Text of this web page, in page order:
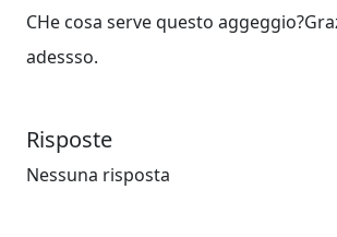
CHe cosa serve questo
adessso.
Risposte
Nessuna risposta